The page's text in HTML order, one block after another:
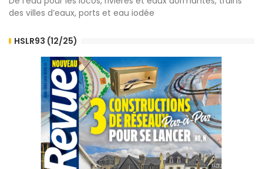
des villes d’eaux, ports et eau iodée
HSLR93 (12/25)